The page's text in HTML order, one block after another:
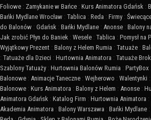
Foliowe : Zamykanie w Bańce : Kurs Animatora Gdańsk :
Bańki Mydlane Wrocław : Tablica : Reda : Firmy :
do Balonów : Gdańsk : Bańki Mydlane : Anonse : Balony
Jak zrobić Płyn do Baniek : Wesele : Tablica : Pomysł na
Wyjątkowy Prezent : Balony z Helem Rumia : Tatuaże :
: Tatuaże dla Dzieci : Hurtownia Animatora : Tatuaże
Szablony Tatuaży : Hurtownia Balonów Rumia : PartyBox
Balonowe : Animacje Taneczne : Wejherowo : Walentynki :
Balonowe : Kurs Animatora : Balony z Helem : Anonse :
Animatora Gdańsk : Katalog Firm : Hurtownia Animatora :
Akademia Animatora : Balony Warszawa : Bańki Mydlane :